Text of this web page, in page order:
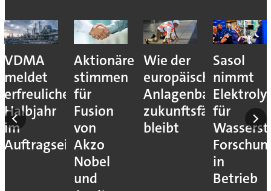
VDMA
meldet
erfreuliches
Halbjahr
im
Auftragseingang
Aktionäre
stimmen
für
Fusion
von
Akzo
Nobel
und
Wie der
europäische
Anlagenbau
zukunftsfähig
bleibt
Sasol
nimmt
für
in
Betrieb